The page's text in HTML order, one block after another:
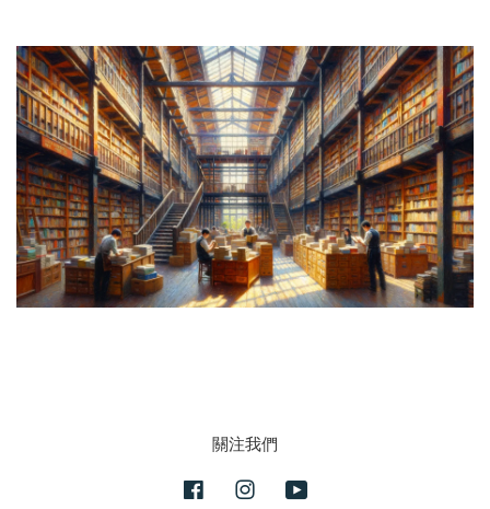
關注我們
FacebookInstagram